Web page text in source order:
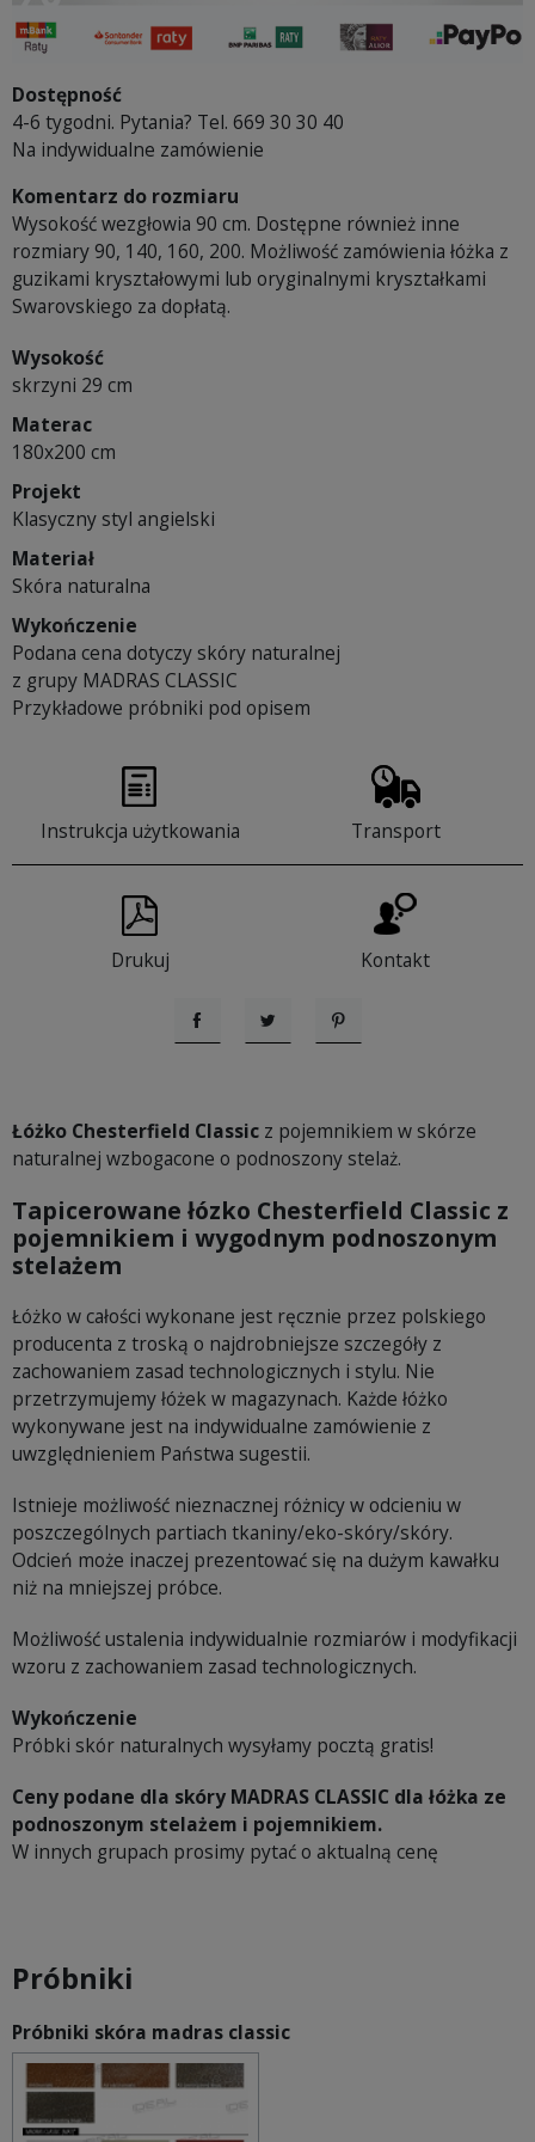
Dostępność
4-6 tygodni. Pytania? Tel. 669 30 30 40
Na indywidualne zamówienie
Komentarz do rozmiaru
Wysokość wezgłowia 90 cm. Dostępne również inne
rozmiary 90, 140, 160, 200. Możliwość zamówienia łóżka z
guzikami kryształowymi lub oryginalnymi kryształkami
Swarovskiego za dopłatą.
Wysokość
skrzyni 29 cm
Materac
180x200 cm
Projekt
Klasyczny styl angielski
Materiał
Skóra naturalna
Wykończenie
Podana cena dotyczy skóry naturalnej
z grupy MADRAS CLASSIC
Przykładowe próbniki pod opisem
Instrukcja użytkowania Transport
Drukuj Kontakt
UdostępnijTweetujPinterest
Łóżko Chesterfield Classic z pojemnikiem w skórze
naturalnej wzbogacone o podnoszony stelaż.
Tapicerowane łózko Chesterfield Classic z
pojemnikiem i wygodnym podnoszonym
stelażem
Łóżko w całości wykonane jest ręcznie przez polskiego
producenta z troską o najdrobniejsze szczegóły z
zachowaniem zasad technologicznych i stylu. Nie
przetrzymujemy łóżek w magazynach. Każde łóżko
wykonywane jest na indywidualne zamówienie z
uwzględnieniem Państwa sugestii.
Istnieje możliwość nieznacznej różnicy w odcieniu w
poszczególnych partiach tkaniny/eko-skóry/skóry.
Odcień może inaczej prezentować się na dużym kawałku
niż na mniejszej próbce.
Możliwość ustalenia indywidualnie rozmiarów i modyfikacji
wzoru z zachowaniem zasad technologicznych.
Wykończenie
Próbki skór naturalnych wysyłamy pocztą gratis!
Ceny podane dla skóry MADRAS CLASSIC dla łóżka ze
podnoszonym stelażem i pojemnikiem.
W innych grupach prosimy pytać o aktualną cenę
Próbniki
Próbniki skóra madras classic